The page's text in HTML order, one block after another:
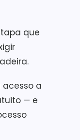
que
acesso a
— e